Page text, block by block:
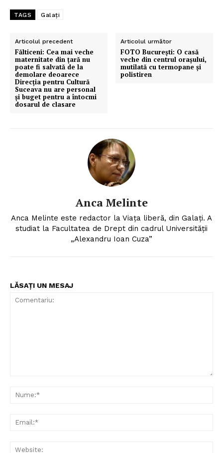
Un proiect
PRESShub
Proiecte editoriale
Rețea
TAGS Galați
Articolul precedent
Fălticeni: Cea mai veche
maternitate din țară nu
poate fi salvată de la
demolare deoarece
Direcția pentru Cultură
Suceava nu are personal
și buget pentru a întocmi
dosarul de clasare
Articolul următor
FOTO București: O casă
veche din centrul orașului,
mutilată cu termopane și
polistiren
Anca Melinte
Anca Melinte este redactor la Viața liberă, din Galați. A
studiat la Facultatea de Drept din cadrul Universității
„Alexandru Ioan Cuza”
LĂSAȚI UN MESAJ